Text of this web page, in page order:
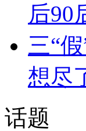
后90
三“
想尽
话题